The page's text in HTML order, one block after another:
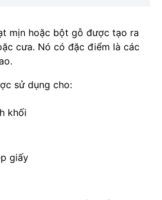
mịn hoặc bột gỗ được tạo ra
cưa. Nó có đặc điểm là các
sử dụng cho:
khối
giấy